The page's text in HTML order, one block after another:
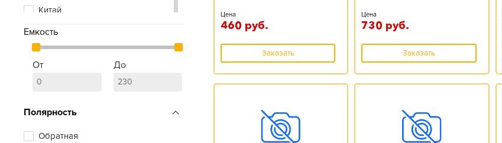
Tab
Tiger
Timberg
Китай
Польша
Россия
Южная Корея
Емкость
От До
Полярность
Обратная
Цена
460 руб.
Заказать
Цена
730 руб.
Заказать